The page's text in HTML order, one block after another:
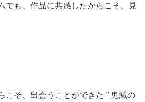
でも、作品に共感したからこそ、見
こそ、出会うことができた ” 鬼滅の